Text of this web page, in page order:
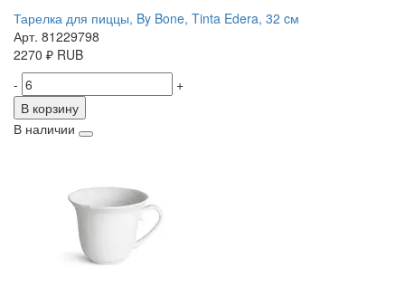
Тарелка для пиццы, By Bone, Tinta Edera, 32 cм
Арт. 81229798
2270 ₽ RUB
-
+
В корзину
В наличии